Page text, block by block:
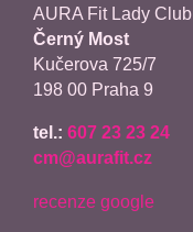
AURA Fit Lady Club
Černý Most
Kučerova 725/7
198 00 Praha 9
tel.: 607 23 23 24
cm@aurafit.cz
recenze google